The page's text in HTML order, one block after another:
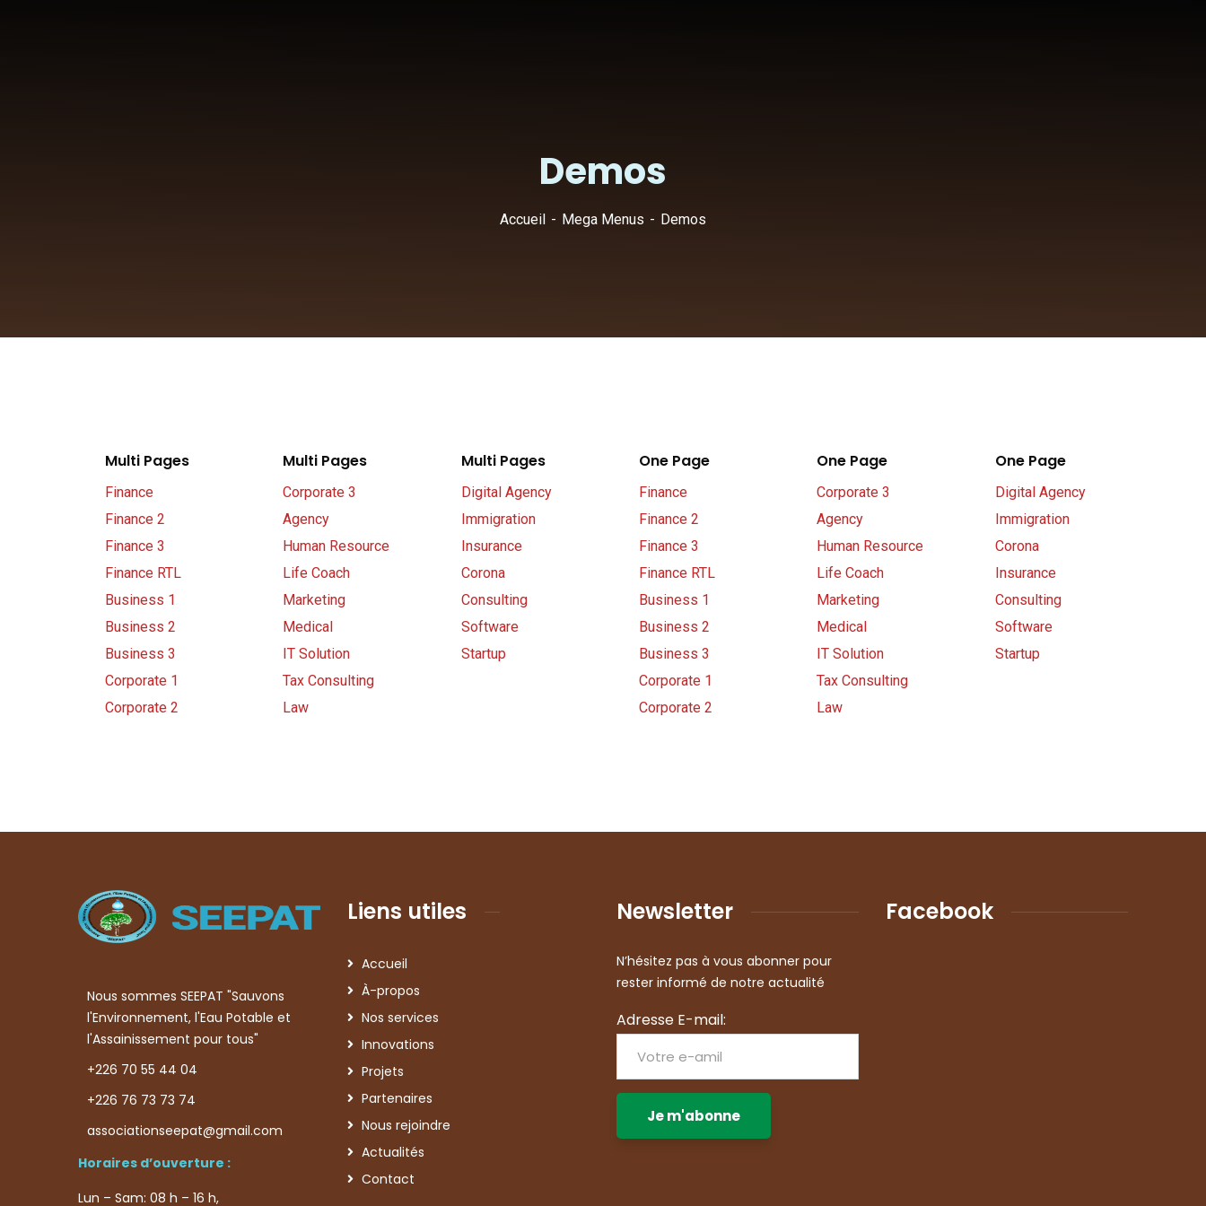
Demos
Accueil Mega Menus Demos
Multi Pages
Finance
Finance 2
Finance 3
Finance RTL
Business 1
Business 2
Business 3
Corporate 1
Corporate 2
Multi Pages
Corporate 3
Agency
Human Resource
Life Coach
Marketing
Medical
IT Solution
Tax Consulting
Law
Multi Pages
Digital Agency
Immigration
Insurance
Corona
Consulting
Software
Startup
One Page
Finance
Finance 2
Finance 3
Finance RTL
Business 1
Business 2
Business 3
Corporate 1
Corporate 2
One Page
Corporate 3
Agency
Human Resource
Life Coach
Marketing
Medical
IT Solution
Tax Consulting
Law
One Page
Digital Agency
Immigration
Corona
Insurance
Consulting
Software
Startup
Nous sommes SEEPAT "Sauvons
l'Environnement, l'Eau Potable et
l'Assainissement pour tous"
+226 70 55 44 04
+226 76 73 73 74
associationseepat@gmail.com
Horaires d’ouverture :
Lun – Sam: 08 h – 16 h,
Liens utiles
Accueil
À-propos
Nos services
Innovations
Projets
Partenaires
Nous rejoindre
Actualités
Contact
Newsletter
N’hésitez pas à vous abonner pour
rester informé de notre actualité
Adresse E-mail:
Facebook